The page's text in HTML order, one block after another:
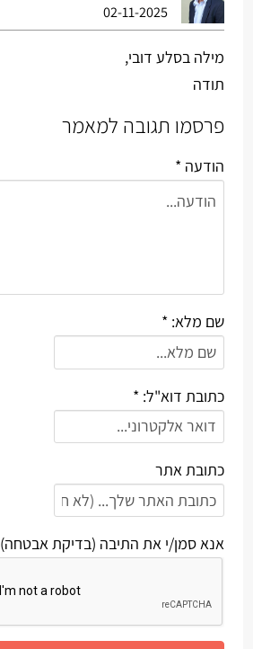
02-11-2025
מילה בסלע דובי,
תודה
פרסמו תגובה למאמר
הודעה *
שם מלא: *
כתובת דוא"ל: *
כתובת אתר
אנא סמן/י את התיבה (בדיקת אבטחה)